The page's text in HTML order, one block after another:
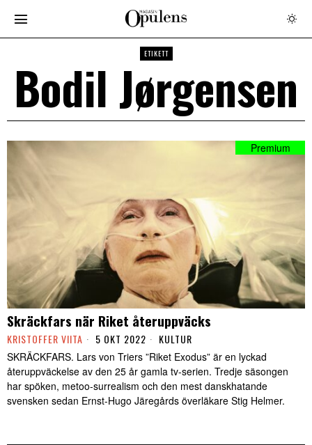
ETIKETT
Bodil Jørgensen
Skräckfars när Riket återuppväcks
KRISTOFFER VIITA 5 OKT 2022 KULTUR
SKRÄCKFARS. Lars von Triers ”Riket Exodus” är en lyckad
återuppväckelse av den 25 år gamla tv-serien. Tredje säsongen
har spöken, metoo-surrealism och den mest danskhatande
svensken sedan Ernst-Hugo Järegårds överläkare Stig Helmer.